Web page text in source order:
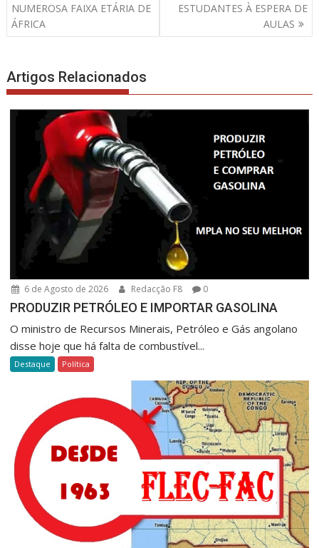
de
artigos
NUMEROSA FAIXA ETÁRIA DE
ÁFRICA
ESTUDANTES À ESPERA DE
AULAS
Artigos Relacionados
6 de Agosto de 2026 Redacção F8 0
PRODUZIR PETRÓLEO E IMPORTAR GASOLINA
O ministro de Recursos Minerais, Petróleo e Gás angolano
disse hoje que há falta de combustível...
Destaque Política